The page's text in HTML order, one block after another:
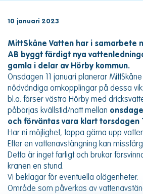
10 januari 2023
MittSkåne Vatten har i samarbete
AB byggt färdigt nya
gamla i delar av Hörby kommun.
Onsdagen 11 januari planerar
nödvändiga omkopplingar på dessa
bl.a. förser västra Hörby med
påbörjas kvällstid/natt mellan
och förväntas vara klart torsdagen
Har ni möjlighet, tappa gärna upp
Efter en vattenavstängning kan
Detta är inget farligt och brukar
kranen en stund.
Vi beklagar för eventuella olägenheter.
Område som påverkas av